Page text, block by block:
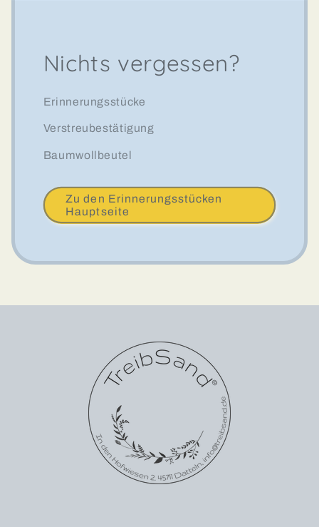
Nichts vergessen?
Erinnerungsstücke
Verstreubestätigung
Baumwollbeutel
Zu den Erinnerungsstücken
Hauptseite